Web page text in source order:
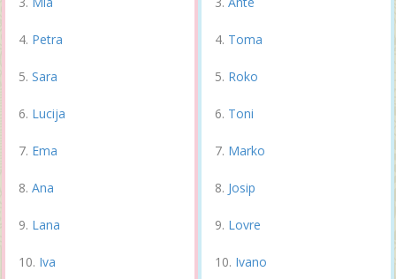
Petra
Sara
Lucija
Ema
Ana
Lana
Iva
Toma
Roko
Toni
Marko
Josip
Lovre
Ivano